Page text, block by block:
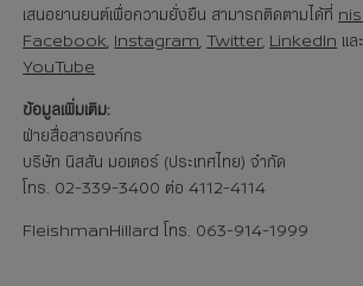
เสนอยานยนต์เพื่อความยั่งยืน สามารถติดตามได้ที่
Facebook, Instagram,Twitter, LinkedIn แ
YouTube
ข้อมูลเพิ่มเติม:
ฝ่ายสื่อสารองค์กร
บริษัท นิสสัน มอเตอร์ (ประเทศไทย) จำกัด
โทร. 02-339-3400 ต่อ 4112-4114
FleishmanHillard โทร. 063-914-1999